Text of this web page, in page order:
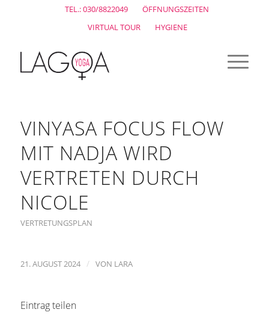
TEL.: 030/8822049
ÖFFNUNGSZEITEN
VIRTUAL TOUR
HYGIENE
VINYASA FOCUS FLOW
MIT NADJA WIRD
VERTRETEN DURCH
NICOLE
VERTRETUNGSPLAN
21. AUGUST 2024 / VON LARA
Eintrag teilen